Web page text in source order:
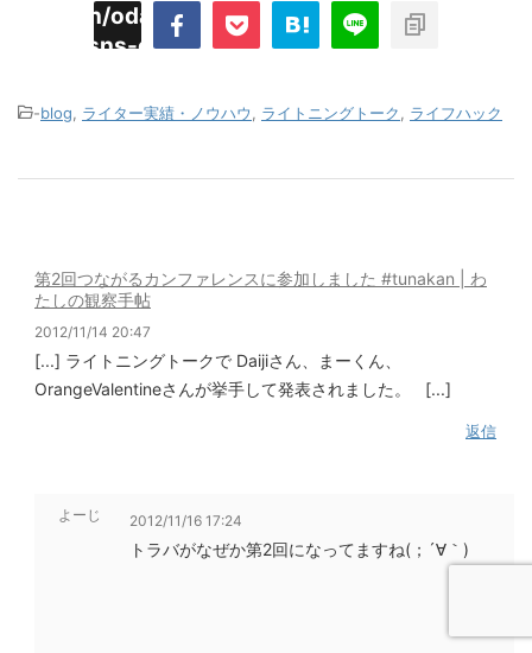
odaiji.com/public_html/blog/wp-
sns-count-cache/sns-count-
-blog ライター実績・ノウハウ ライトニングトーク ライフハック
第2回つながるカンファレンスに参加しました #tunakan | わ
たしの観察手帖
2012/11/14 20:47
[...] ライトニングトークで Daijiさん、まーくん、
OrangeValentineさんが挙手して発表されました。 [...]
返信
よーじ 2012/11/16 17:24
トラバがなぜか第2回になってますね(；´∀｀)